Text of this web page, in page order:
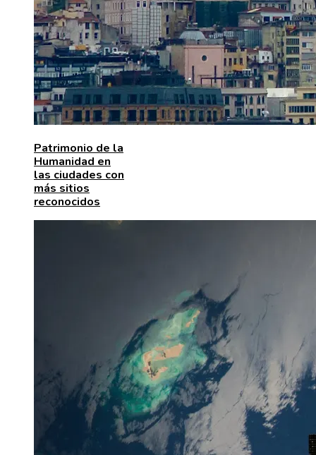
Patrimonio de la
Humanidad en
las ciudades con
más sitios
reconocidos